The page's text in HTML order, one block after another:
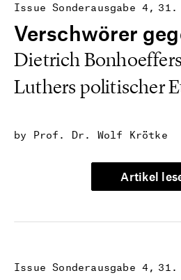
31.
Issue Sonderausgabe 4
Verschwörer
Dietrich
Luthers politischer
by Prof. Dr. Wolf Krötke
Artikel
31.
Issue Sonderausgabe 4